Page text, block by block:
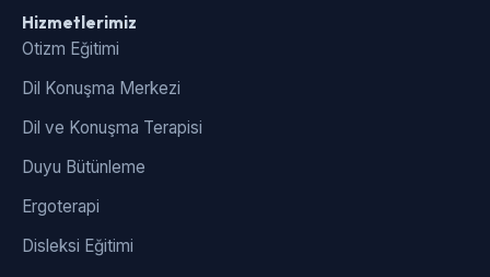
Hizmetlerimiz
Otizm Eğitimi
Dil Konuşma Merkezi
Dil ve Konuşma Terapisi
Duyu Bütünleme
Ergoterapi
Disleksi Eğitimi